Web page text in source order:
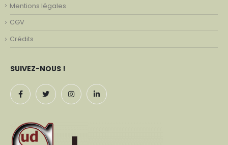
Mentions légales
CGV
Crédits
SUIVEZ-NOUS !